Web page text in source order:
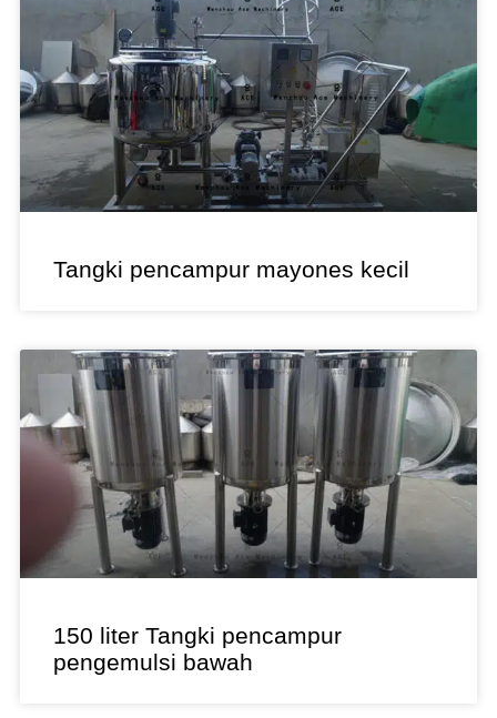
Tangki pencampur mayones kecil
150 liter Tangki pencampur
pengemulsi bawah